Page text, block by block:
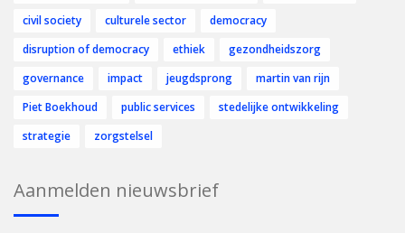
civil society
culturele sector
democracy
disruption of democracy
ethiek
gezondheidszorg
governance
impact jeugdsprong
martin van rijn
Piet Boekhoud
public services
stedelijke ontwikkeling
strategie
zorgstelsel
Aanmelden nieuwsbrief